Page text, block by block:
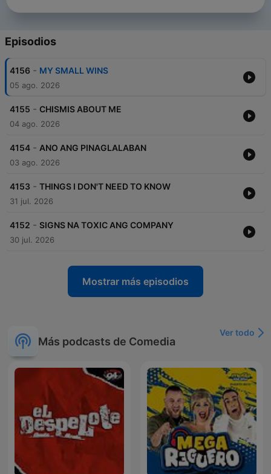
Episodios
4156 - MY SMALL WINS
05 ago. 2026
4155 - CHISMIS ABOUT ME
04 ago. 2026
4154 - ANO ANG PINAGLALABAN
03 ago. 2026
4153 - THINGS I DON'T NEED TO KNOW
31 jul. 2026
4152 - SIGNS NA TOXIC ANG COMPANY
30 jul. 2026
Mostrar más episodios
Más podcasts de Comedia
Ver todo